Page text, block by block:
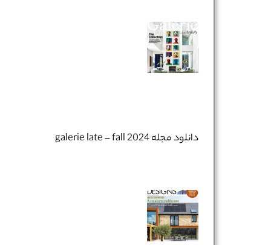
دانلود مجله galerie late – fall 2024